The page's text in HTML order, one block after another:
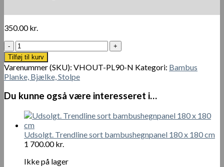
350.00kr.
Hardwood
Spruce
Træ
Stolpe
hegnstolper
90
x
mm
-
270
cm
antal
Tilføj til kurv
Varenummer (SKU): VHOUT-PL90-N Kategori: Bambus
Planke, Bjælke, Stolpe
Du kunne også være interesseret i…
Udsolgt. Trendline sort bambushegnpanel 180 x 180 cm
1 700.00kr.
Ikke på lager